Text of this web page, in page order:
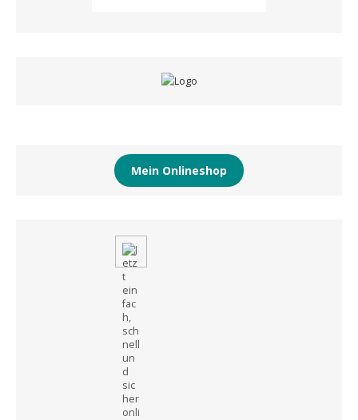
Mein Onlineshop